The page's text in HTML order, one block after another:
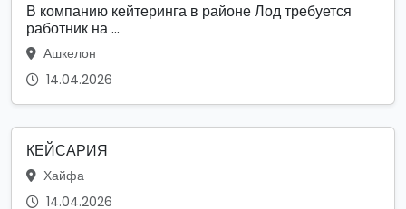
В компанию кейтеринга в районе Лод требуется
работник на ...
Ашкелон
14.04.2026
КЕЙСАРИЯ
Хайфа
14.04.2026